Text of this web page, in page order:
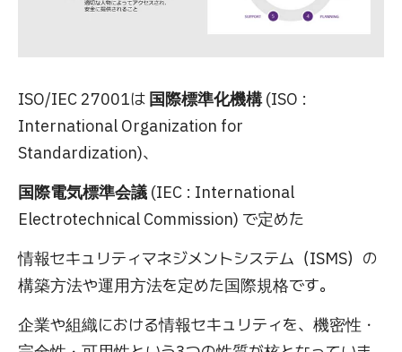
ISO/IEC 27001は 国際標準化機構(ISO :
International Organization for
Standardization)、
国際電気標準会議 (IEC : International
Electrotechnical Commission) で定めた
情報セキュリティマネジメントシステム（ISMS）の
構築方法や運用方法を定めた国際規格です。
企業や組織における情報セキュリティを、機密性・